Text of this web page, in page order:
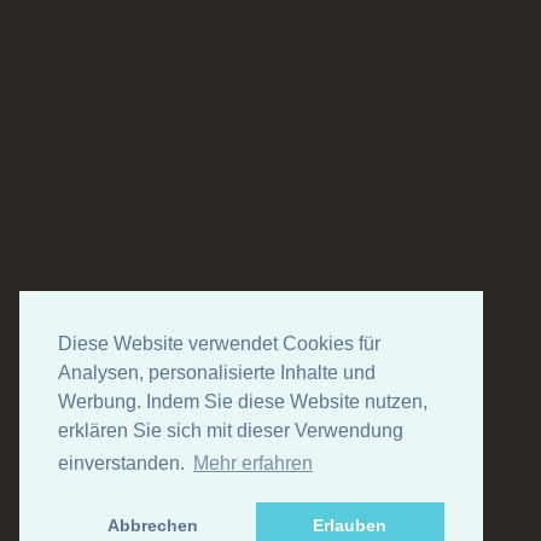
Diese Website verwendet Cookies für
Analysen, personalisierte Inhalte und
Werbung. Indem Sie diese Website nutzen,
erklären Sie sich mit dieser Verwendung
einverstanden. Mehr erfahren
Abbrechen Erlauben